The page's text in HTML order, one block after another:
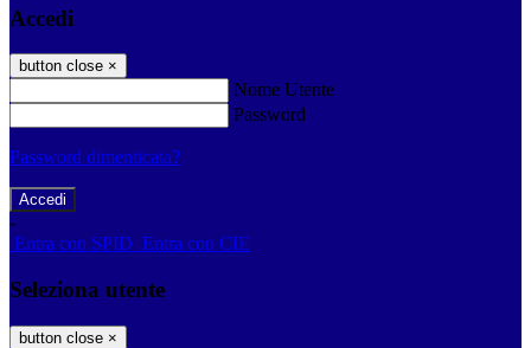
Accedi
button close ×
Nome Utente
Password
Password dimenticata?
-
Entra con SPID Entra con CIE
Seleziona utente
button close ×